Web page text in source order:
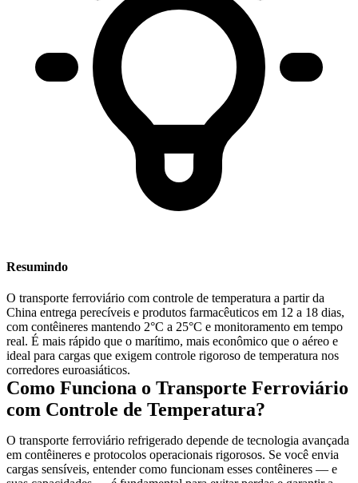
Resumindo
O transporte ferroviário com controle de temperatura a partir da
China entrega perecíveis e produtos farmacêuticos em 12 a 18 dias,
com contêineres mantendo 2°C a 25°C e monitoramento em tempo
real. É mais rápido que o marítimo, mais econômico que o aéreo e
ideal para cargas que exigem controle rigoroso de temperatura nos
corredores euroasiáticos.
Como Funciona o Transporte Ferroviário
com Controle de Temperatura?
O transporte ferroviário refrigerado depende de tecnologia avançada
em contêineres e protocolos operacionais rigorosos. Se você envia
cargas sensíveis, entender como funcionam esses contêineres — e